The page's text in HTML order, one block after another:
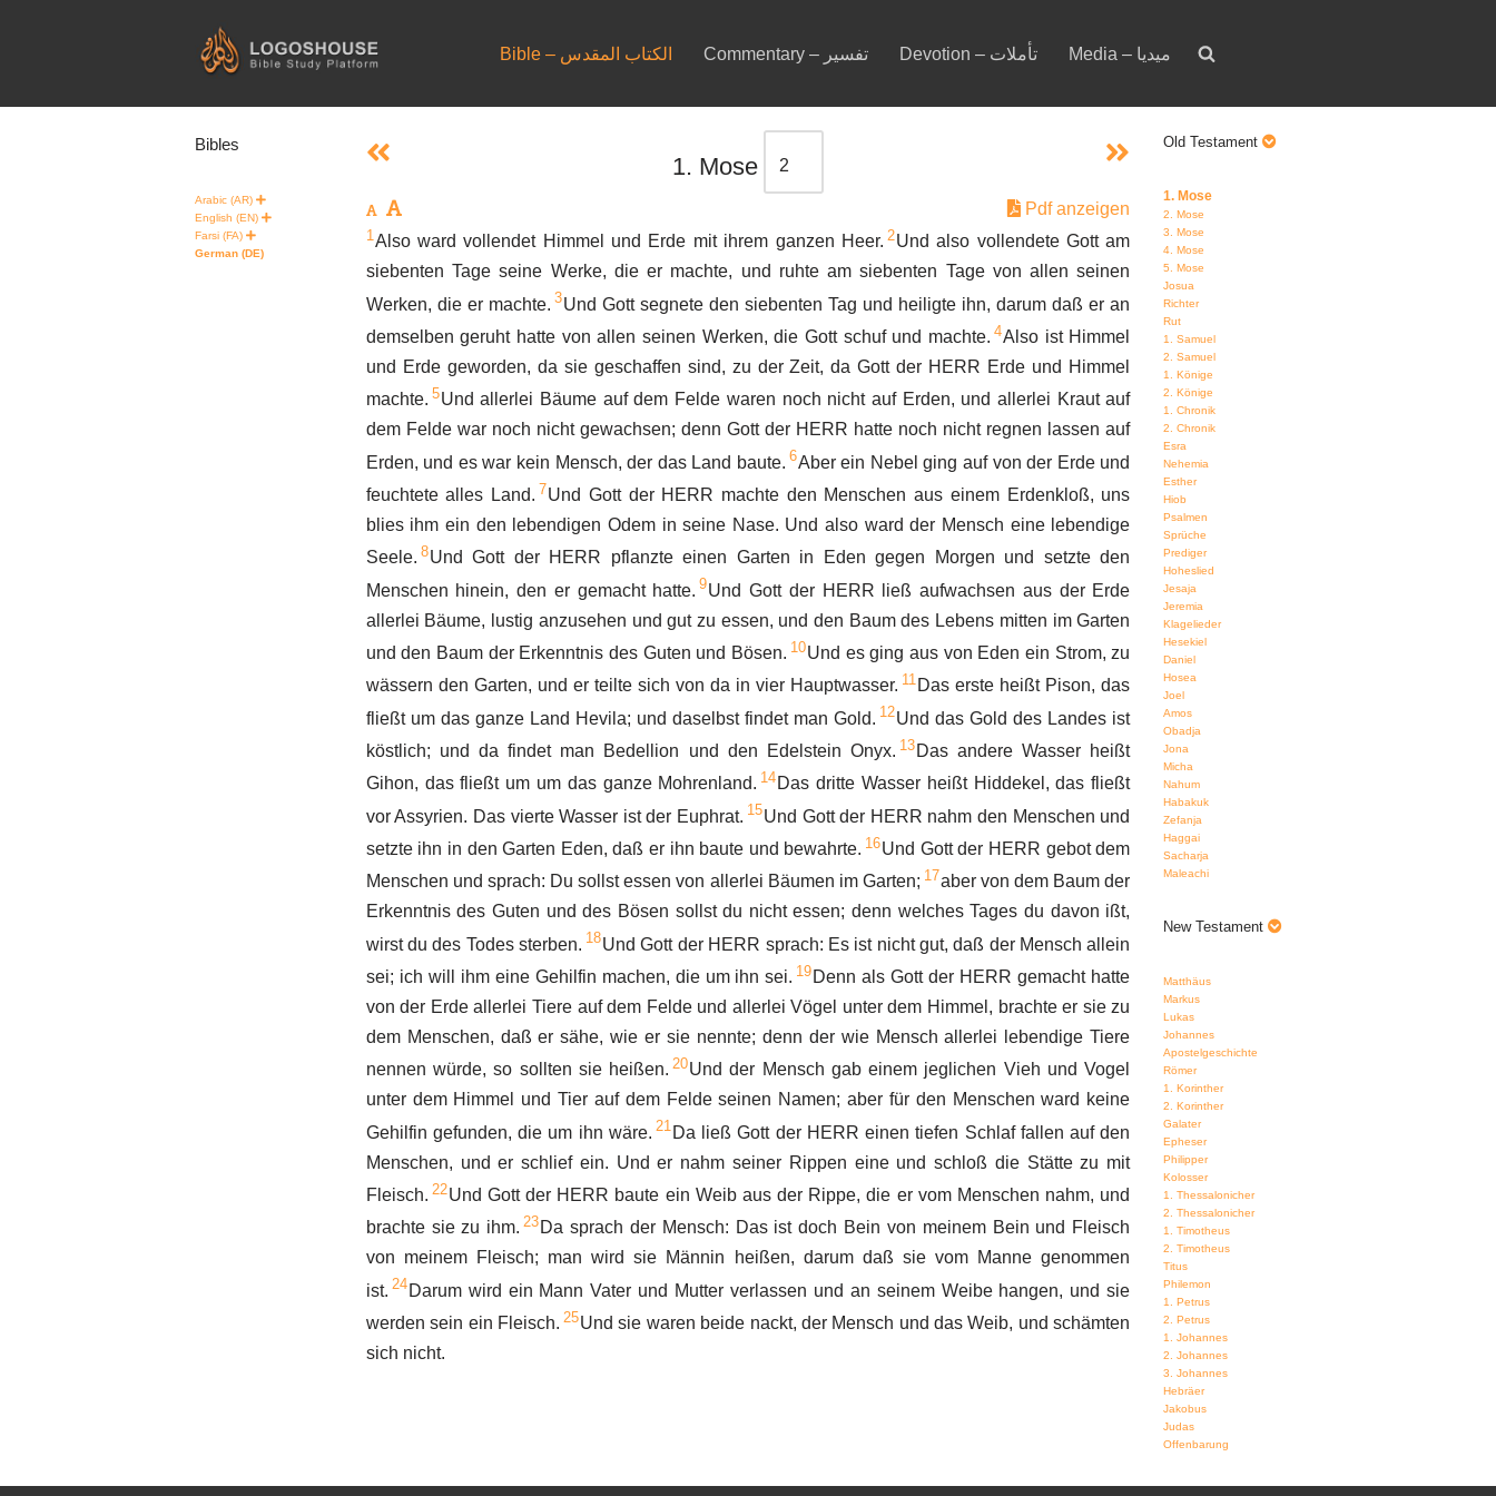
Bible – الكتاب المقدس Commentary – تفسير Devotion – تأملات Media – ميديا
Bibles
Arabic (AR)
English (EN)
Farsi (FA)
German (DE)
1. Mose
Pdf anzeigen
1Also ward vollendet Himmel und Erde mit ihrem ganzen Heer. 2Und also vollendete Gott am
siebenten Tage seine Werke, die er machte, und ruhte am siebenten Tage von allen seinen
Werken, die er machte. 3Und Gott segnete den siebenten Tag und heiligte ihn, darum daß er an
demselben geruht hatte von allen seinen Werken, die Gott schuf und machte. 4Also ist Himmel
und Erde geworden, da sie geschaffen sind, zu der Zeit, da Gott der HERR Erde und Himmel
machte. 5Und allerlei Bäume auf dem Felde waren noch nicht auf Erden, und allerlei Kraut auf
dem Felde war noch nicht gewachsen; denn Gott der HERR hatte noch nicht regnen lassen auf
Erden, und es war kein Mensch, der das Land baute. 6Aber ein Nebel ging auf von der Erde und
feuchtete alles Land. 7Und Gott der HERR machte den Menschen aus einem Erdenkloß, uns
blies ihm ein den lebendigen Odem in seine Nase. Und also ward der Mensch eine lebendige
Seele. 8Und Gott der HERR pflanzte einen Garten in Eden gegen Morgen und setzte den
Menschen hinein, den er gemacht hatte. 9Und Gott der HERR ließ aufwachsen aus der Erde
allerlei Bäume, lustig anzusehen und gut zu essen, und den Baum des Lebens mitten im Garten
und den Baum der Erkenntnis des Guten und Bösen. 10Und es ging aus von Eden ein Strom, zu
wässern den Garten, und er teilte sich von da in vier Hauptwasser. 11 Das erste heißt Pison, das
fließt um das ganze Land Hevila; und daselbst findet man Gold. 12Und das Gold des Landes ist
köstlich; und da findet man Bedellion und den Edelstein Onyx. 13 Das andere Wasser heißt
Gihon, das fließt um um das ganze Mohrenland. 14 Das dritte Wasser heißt Hiddekel, das fließt
vor Assyrien. Das vierte Wasser ist der Euphrat. 15Und Gott der HERR nahm den Menschen und
setzte ihn in den Garten Eden, daß er ihn baute und bewahrte. 16Und Gott der HERR gebot dem
Menschen und sprach: Du sollst essen von allerlei Bäumen im Garten; 17aber von dem Baum der
Erkenntnis des Guten und des Bösen sollst du nicht essen; denn welches Tages du davon ißt,
wirst du des Todes sterben. 18Und Gott der HERR sprach: Es ist nicht gut, daß der Mensch allein
sei; ich will ihm eine Gehilfin machen, die um ihn sei. 19 Denn als Gott der HERR gemacht hatte
von der Erde allerlei Tiere auf dem Felde und allerlei Vögel unter dem Himmel, brachte er sie zu
dem Menschen, daß er sähe, wie er sie nennte; denn der wie Mensch allerlei lebendige Tiere
nennen würde, so sollten sie heißen. 20Und der Mensch gab einem jeglichen Vieh und Vogel
unter dem Himmel und Tier auf dem Felde seinen Namen; aber für den Menschen ward keine
Gehilfin gefunden, die um ihn wäre. 21 Da ließ Gott der HERR einen tiefen Schlaf fallen auf den
Menschen, und er schlief ein. Und er nahm seiner Rippen eine und schloß die Stätte zu mit
Fleisch. 22Und Gott der HERR baute ein Weib aus der Rippe, die er vom Menschen nahm, und
brachte sie zu ihm. 23 Da sprach der Mensch: Das ist doch Bein von meinem Bein und Fleisch
von meinem Fleisch; man wird sie Männin heißen, darum daß sie vom Manne genommen
ist. 24 Darum wird ein Mann Vater und Mutter verlassen und an seinem Weibe hangen, und sie
werden sein ein Fleisch. 25Und sie waren beide nackt, der Mensch und das Weib, und schämten
sich nicht.
Old Testament
1. Mose
2. Mose
3. Mose
4. Mose
5. Mose
Josua
Richter
Rut
1. Samuel
2. Samuel
1. Könige
2. Könige
1. Chronik
2. Chronik
Esra
Nehemia
Esther
Hiob
Psalmen
Sprüche
Prediger
Hoheslied
Jesaja
Jeremia
Klagelieder
Hesekiel
Daniel
Hosea
Joel
Amos
Obadja
Jona
Micha
Nahum
Habakuk
Zefanja
Haggai
Sacharja
Maleachi
New Testament
Matthäus
Markus
Lukas
Johannes
Apostelgeschichte
Römer
1. Korinther
2. Korinther
Galater
Epheser
Philipper
Kolosser
1. Thessalonicher
2. Thessalonicher
1. Timotheus
2. Timotheus
Titus
Philemon
1. Petrus
2. Petrus
1. Johannes
2. Johannes
3. Johannes
Hebräer
Jakobus
Judas
Offenbarung